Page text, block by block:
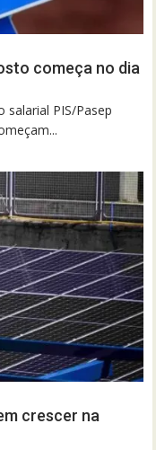
começa no dia
PIS/Pasep
crescer na